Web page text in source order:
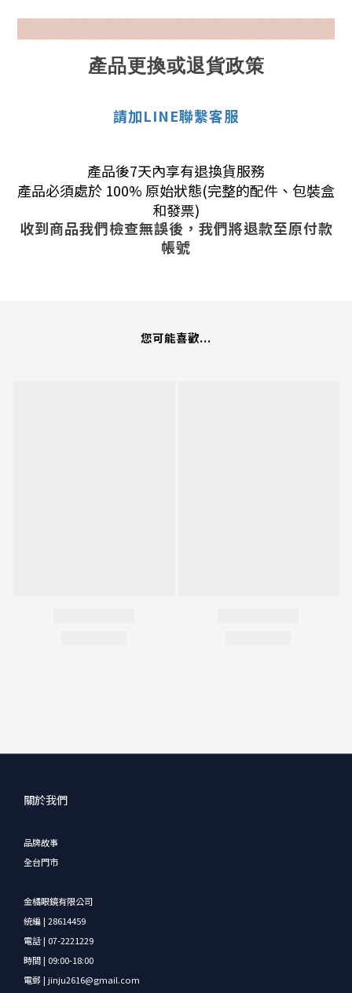
產品更換或退貨政策
請加LINE聯繫客服
產品後7天內享有退換貨服務
產品必須處於 100% 原始狀態(完整的配件、包裝盒
和發票)
收到商品我們檢查無誤後，我們將退款至原付款
帳號
您可能喜歡...
關於我們
品牌故事
全台門市
金橘眼鏡有限公司
統編 | 28614459
電話 | 07-2221229
時間 | 09:00-18:00
電郵 | jinju2616@gmail.com